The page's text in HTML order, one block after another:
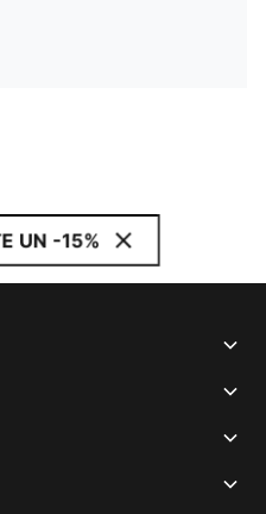
UN -15%